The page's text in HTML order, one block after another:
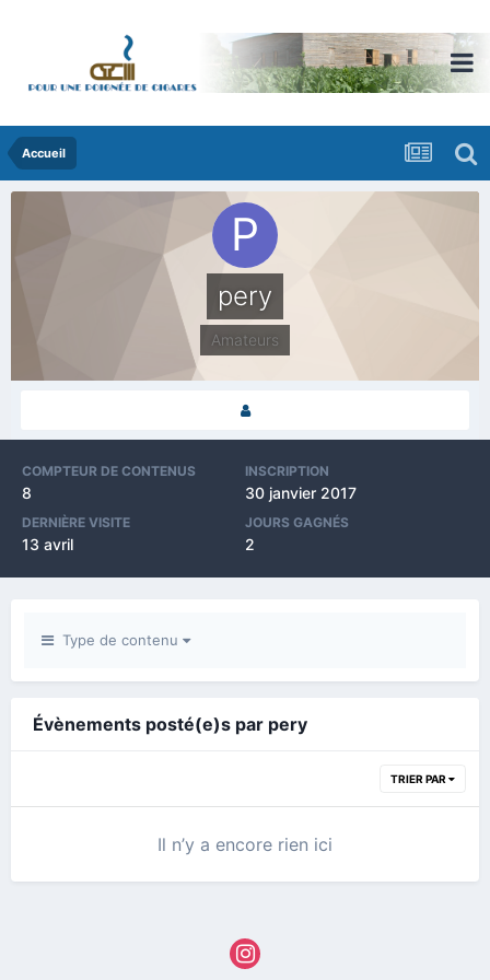
Accueil
pery
Amateurs
COMPTEUR DE CONTENUS
8
INSCRIPTION
30 janvier 2017
DERNIÈRE VISITE
13 avril
JOURS GAGNÉS
2
Type de contenu
Évènements posté(e)s par pery
TRIER PAR
Il n’y a encore rien ici